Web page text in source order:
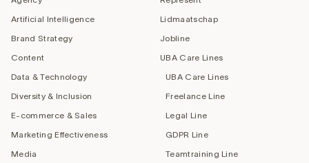
Artificial Intelligence
Brand Strategy
Content
Data & Technology
Diversity & Inclusion
E-commerce & Sales
Marketing Effectiveness
Media
Lidmaatschap
Jobline
UBA Care Lines
UBA Care Lines
Freelance Line
Legal Line
GDPR Line
Teamtraining Line